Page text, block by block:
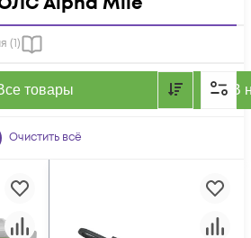
(1)
товары В
Очистить всё